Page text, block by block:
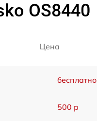
OS8440
Цена
бесплатно
500 р